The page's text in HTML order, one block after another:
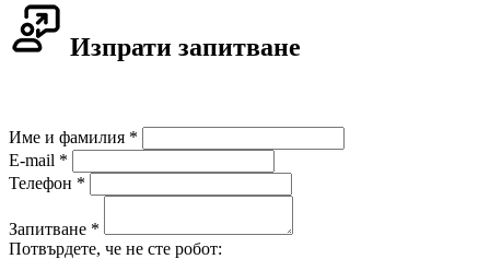
Изпрати запитване
Име и фамилия *
E-mail *
Телефон *
Запитване *
Потвърдете, че не сте робот: